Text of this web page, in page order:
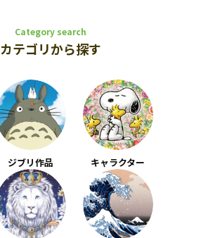
Category search
カテゴリから探す
ジブリ作品 キャラクター